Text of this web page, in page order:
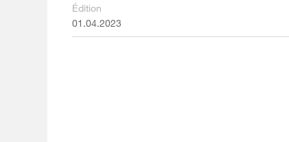
Édition
01.04.2023